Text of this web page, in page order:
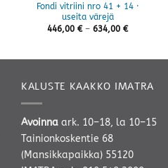
Fondi vitriini nro 41 + 14 ·
useita värejä
446,00 € – 634,00 €
KALUSTE KAAKKO IMATRA
Avoinna ark. 10–18, la 10–15
Tainionkoskentie 68
(Mansikkapaikka) 55120